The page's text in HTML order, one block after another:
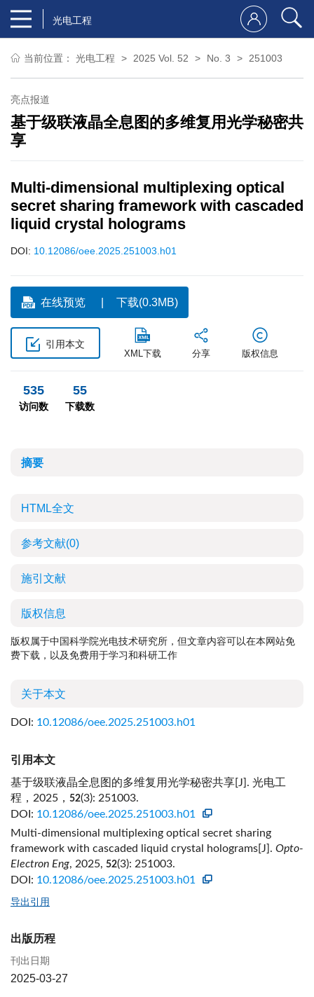
光电工程
当前位置： 光电工程 2025 Vol. 52 No. 3 251003
亮点报道
基于级联液晶全息图的多维复用光学秘密共
享
Multi-dimensional multiplexing optical
secret sharing framework with cascaded
liquid crystal holograms
DOI: 10.12086/oee.2025.251003.h01
在线预览 下载(0.3MB)
引用本文
XML下载 分享 版权信息
535
访问数
55
下载数
摘要
HTML全文
参考文献(0)
施引文献
版权信息
版权属于中国科学院光电技术研究所，但文章内容可以在本网站免
费下载，以及免费用于学习和科研工作
关于本文
DOI: 10.12086/oee.2025.251003.h01
引用本文
基于级联液晶全息图的多维复用光学秘密共享[J]. 光电工
程，2025， 52(3): 251003.
DOI: 10.12086/oee.2025.251003.h01
Multi-dimensional multiplexing optical secret sharing
framework with cascaded liquid crystal holograms[J]. Opto-
Electron Eng, 2025, 52(3): 251003.
DOI: 10.12086/oee.2025.251003.h01
导出引用
出版历程
刊出日期
2025-03-27